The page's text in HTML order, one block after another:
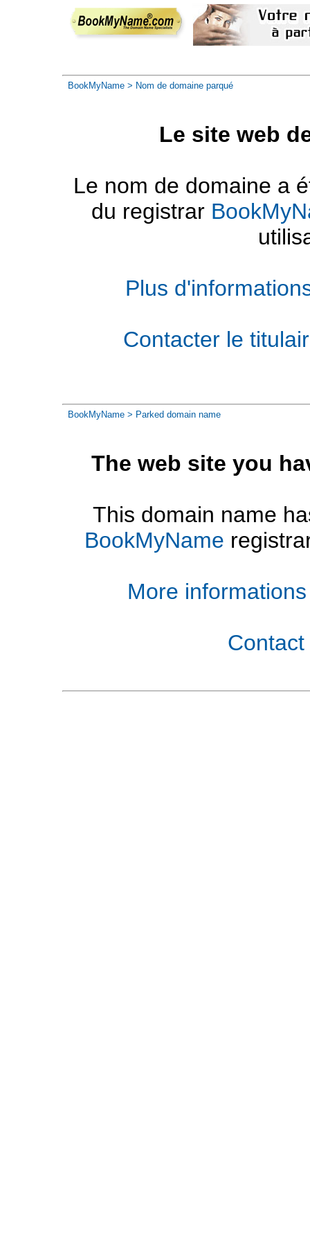
BookMyName > Nom de domaine parqué
Le site web
Le nom de domaine a
du registrar
Plus
Contacter le
BookMyName > Parked domain name
The web site you
This domain name
BookMyName
More